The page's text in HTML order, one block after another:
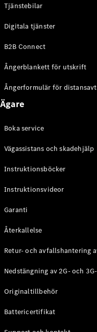
Tjänstebilar
Digitala tjänster
B2B Connect
Ångerblankett för utskrift
Ångerformulär för
Ägare
Boka service
Vägassistans och skadehjälp
Instruktionsböcker
Instruktionsvideor
Garanti
Återkallelse
Retur- och avfallshantering
Nedstängning av 2G- och
Originaltillbehör
Battericertifikat